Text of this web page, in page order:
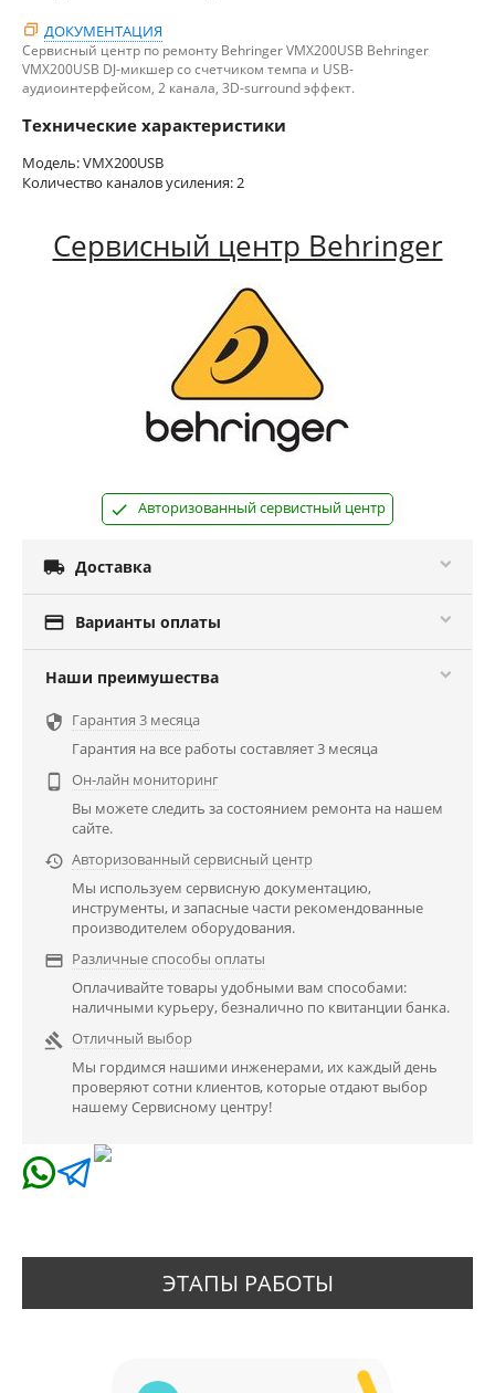
ДОКУМЕНТАЦИЯ
Сервисный центр по ремонту Behringer VMX200USB Behringer
VMX200USB DJ-микшер со счетчиком темпа и USB-
аудиоинтерфейсом, 2 канала, 3D-surround эффект.
Технические характеристики
Модель: VMX200USB
Количество каналов усиления: 2
Сервисный центр Behringer
Авторизованный сервистный центр
 Доставка
 Варианты оплаты
Наши преимушества
 Гарантия 3 месяца
Гарантия на все работы составляет 3 месяца

Он-лайн мониторинг
Вы можете следить за состоянием ремонта на нашем
сайте.
 Авторизованный сервисный центр
Мы используем сервисную документацию,
инструменты, и запасные части рекомендованные
производителем оборудования.
 Различные способы оплаты
Оплачивайте товары удобными вам способами:
наличными курьеру, безналично по квитанции банка.
 Отличный выбор
Мы гордимся нашими инженерами, их каждый день
проверяют сотни клиентов, которые отдают выбор
нашему Сервисному центру!
ЭТАПЫ РАБОТЫ